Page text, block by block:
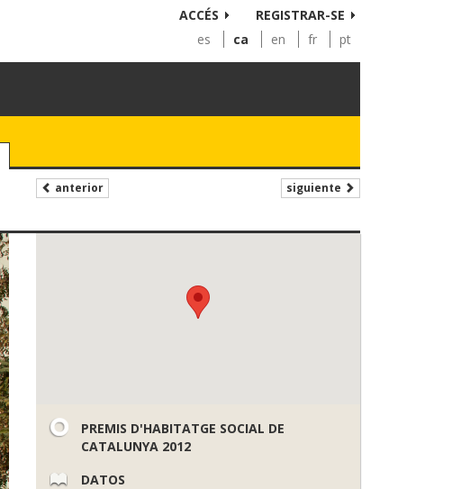
ACCÉS
REGISTRAR-SE
es
ca en fr pt
anterior siguiente
PREMIS D'HABITATGE SOCIAL DE
CATALUNYA 2012
DATOS